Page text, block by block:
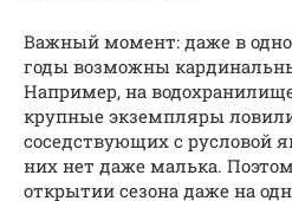
Важный момент: даже в
годы возможны
Например, на
крупные экземпляры
соседствующих с русловой
них нет даже малька.
открытии сезона даже на